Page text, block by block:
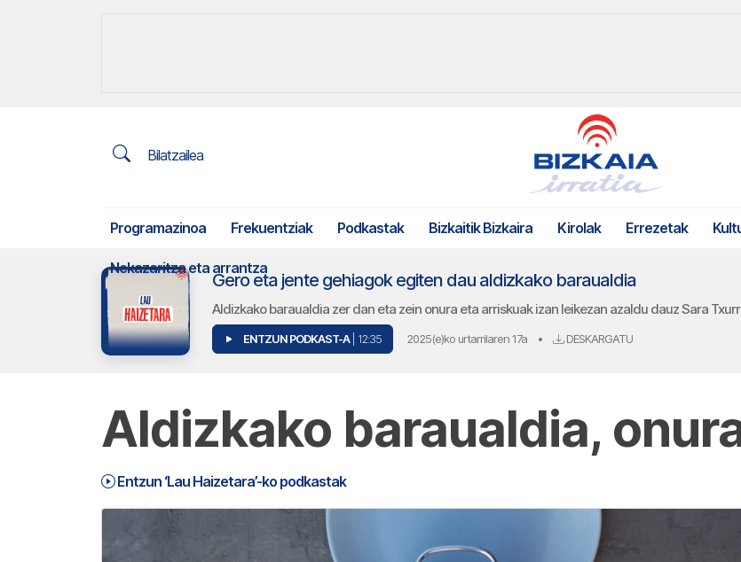
Bilatzailea
Programazinoa Frekuentziak Podkastak Bizkaitik Bizkaira Kirolak Errezetak
Nekazaritza eta arrantza
Gero eta jente gehiagok egiten dau aldizkako baraualdia
Aldizkako baraualdia zer dan eta zein onura eta arriskuak izan leikezan azaldu dauz Sara
ENTZUN PODKAST-A | 12:35 2025(e)ko urtarrilaren 17a • DESKARGATU
Aldizkako baraualdia,
Entzun ‘Lau Haizetara’-ko podkastak